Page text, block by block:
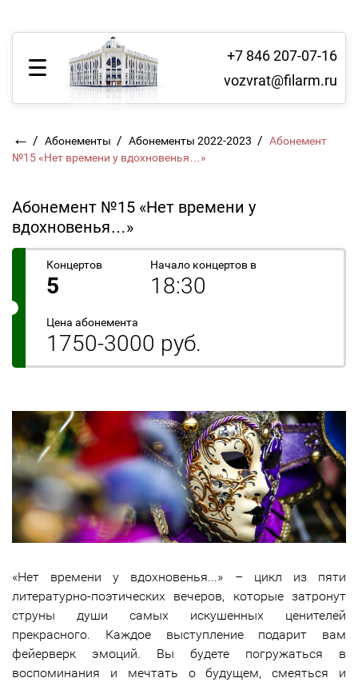
+7 846 207-07-16
vozvrat@filarm.ru
← / Абонементы / Абонементы 2022-2023 / Абонемент
№15 «Нет времени у вдохновенья…»
Абонемент №15 «Нет времени у
вдохновенья…»
Концертов
5
Начало концертов в
18:30
Цена абонемента
1750-3000 руб.
«Нет времени у вдохновенья...» – цикл из пяти
литературно-поэтических вечеров, которые затронут
струны души самых искушенных ценителей
прекрасного. Каждое выступление подарит вам
фейерверк эмоций. Вы будете погружаться в
воспоминания и мечтать о будущем, смеяться и